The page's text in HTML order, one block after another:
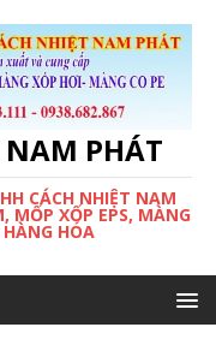
NAM PHÁT
CÁCH NHIỆT NAM
MỐP XỐP EPS, MÀNG
HÓA